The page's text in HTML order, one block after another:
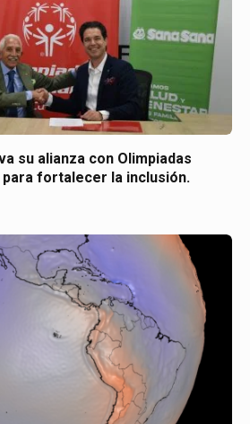
su alianza con Olimpiadas
para fortalecer la inclusión.